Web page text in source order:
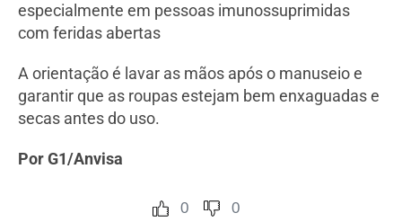
especialmente em pessoas imunossuprimidas
com feridas abertas
A orientação é lavar as mãos após o manuseio e
garantir que as roupas estejam bem enxaguadas e
secas antes do uso.
Por G1/Anvisa
0 0